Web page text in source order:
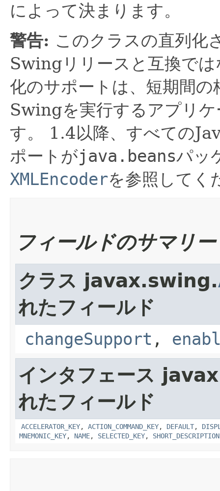
によって決まります。
警告: このクラスの直列化
Swingリリースと互換で
化のサポートは、短期間
Swingを実行するアプリ
す。
1.4以降、すべての
ポートがjava.beansパッ
XMLEncoderを参照してく
フィールドのサマリー
クラス javax.swing.
れたフィールド
changeSupport ,
インタフェース
れたフィールド
ACCELERATOR_KEY, ACTION_COMMAND_KEY, DEFAULT,
MNEMONIC_KEY, NAME, SELECTED_KEY, SHORT_DESCRIPTION